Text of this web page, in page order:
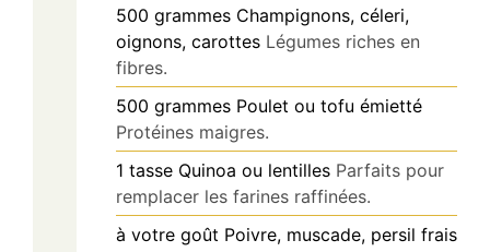
500 grammes Champignons, céleri,
oignons, carottes Légumes riches en
fibres.
500 grammes Poulet ou tofu émietté
Protéines maigres.
1 tasse Quinoa ou lentilles Parfaits pour
remplacer les farines raffinées.
à votre goût Poivre, muscade, persil frais